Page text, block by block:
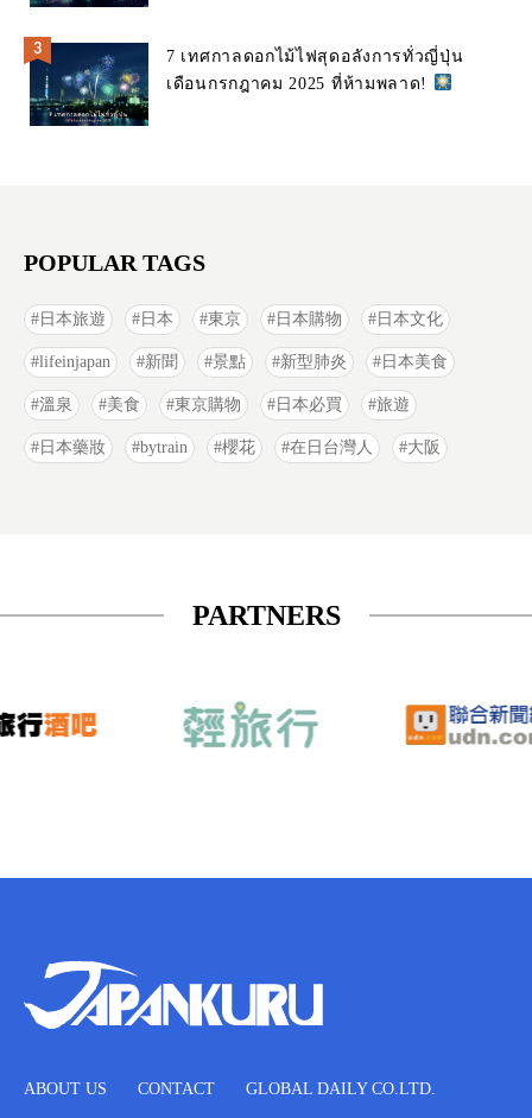
7 เทศกาลดอกไม้ไฟสุดอลังการทั่วญี่ปุ่น
เดือนกรกฎาคม 2025 ที่ห้ามพลาด!
POPULAR TAGS
日本旅遊 日本 東京 日本購物 日本文化
lifeinjapan 新聞 景點 新型肺炎 日本美食
溫泉 美食 東京購物 日本必買 旅遊
日本藥妝 bytrain 櫻花 在日台灣人 大阪
PARTNERS
ABOUT US CONTACT GLOBAL DAILY CO.LTD.